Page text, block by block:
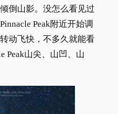
倒山影。没怎么看见过
Peak附近开始调
动飞快，不多久就能看
Peak山尖、山凹、山